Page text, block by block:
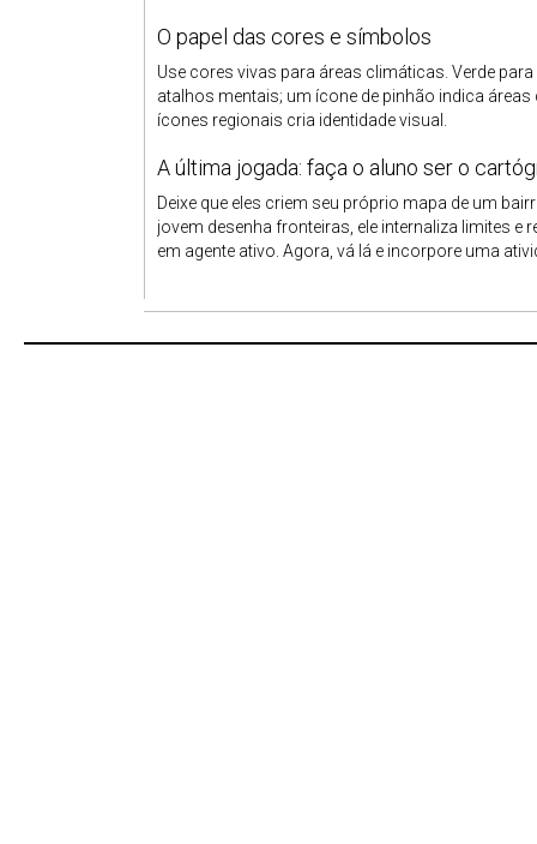
O papel das cores e símbolos
Use cores vivas para áreas climáticas. Verde
atalhos mentais; um ícone de pinhão indica
ícones regionais cria identidade visual.
A última jogada: faça o aluno ser o
Deixe que eles criem seu próprio mapa de um
jovem desenha fronteiras, ele internaliza limites
em agente ativo. Agora, vá lá e incorpore uma